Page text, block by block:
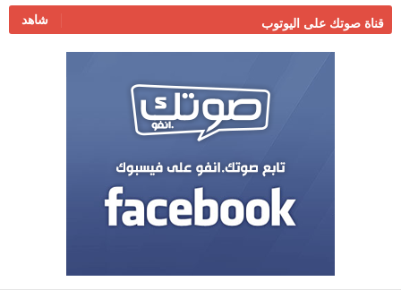
قناة صوتك على اليوتوب شاهد